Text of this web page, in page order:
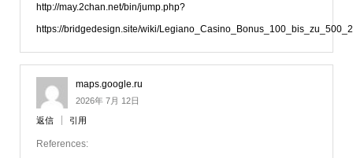
http://may.2chan.net/bin/jump.php?
https://bridgedesign.site/wiki/
maps.google.ru
2026年 7月 12日
返信 引用
References: